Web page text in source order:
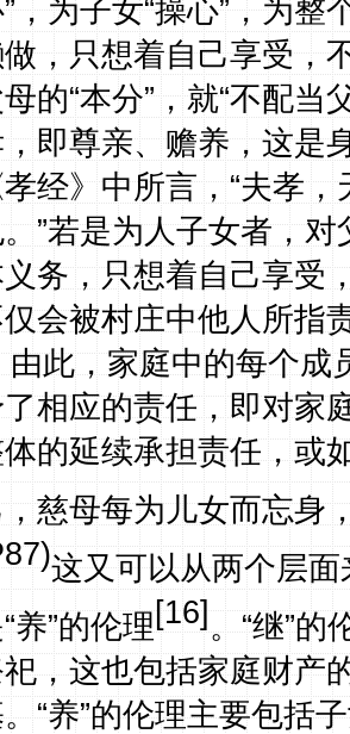
，为子女“操心”，为整
，只想着自己享受，
的“本分”，就“不配
即尊亲、赡养，这是
经》中所言，“夫孝
”若是为人子女者，
务，只想着自己享受
会被村庄中他人所指
由此，家庭中的每个成
相应的责任，即对家
的延续承担责任，或
慈母每为儿女而忘身
这又可以从两个层
养”的伦理[16]。“继”的
，这也包括家庭财产
“养”的伦理主要包括